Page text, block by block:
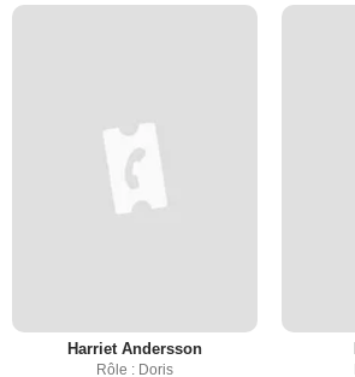
Harriet Andersson
Rôle : Doris